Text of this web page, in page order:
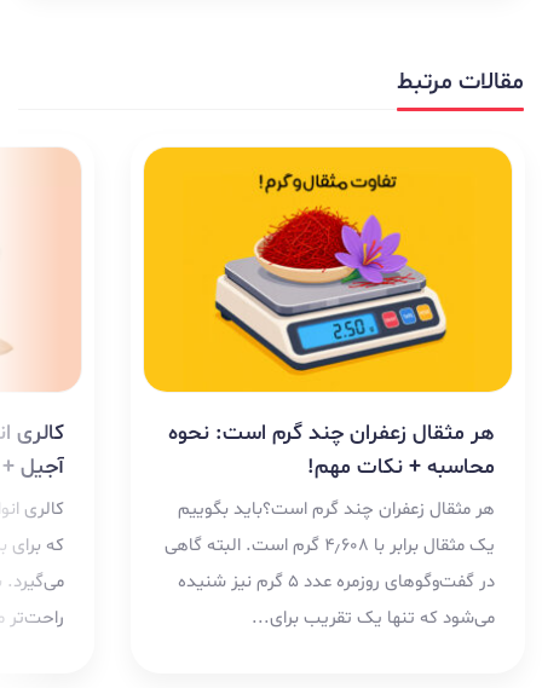
مقالات مرتبط
هر مثقال زعفران چند گرم است: نحوه
محاسبه + نکات مهم!
هر مثقال زعفران چند گرم است؟باید بگوییم
یک مثقال برابر با ۴٫۶۰۸ گرم است. البته گاهی
در گفت‌وگوهای روزمره عدد ۵ گرم نیز شنیده
می‌شود که تنها یک تقریب برای...
کالری
آجیل
کالری
که برای
می‌گیرد.
راحت‌تر